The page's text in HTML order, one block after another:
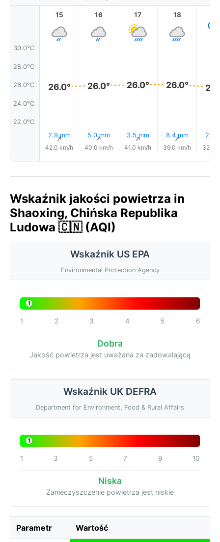
30.0°C
28.0°C
26.0°C
24.0°C
22.0°C
15
26.0°
2.9 mm
↑
42.0 km/h
16
26.0°
5.0 mm
↑
40.0 km/h
17
26.0°
3.5 mm
↑
41.0 km/h
18
26.0°
8.4 mm
↑
39.0 km/h
2.4
32.0
Wskaźnik jakości powietrza in
Shaoxing, Chińska Republika
Ludowa 🇨🇳 (AQI)
Wskaźnik US EPA
Environmental Protection Agency
1
1 2 3 4 5 6
Dobra
Jakość powietrza jest uważana za zadowalającą
Wskaźnik UK DEFRA
Department for Environment, Food & Rural Affairs
1
1 3 5 7 9 10
Niska
Zanieczyszczenie powietrza jest niskie
Parametr Wartość